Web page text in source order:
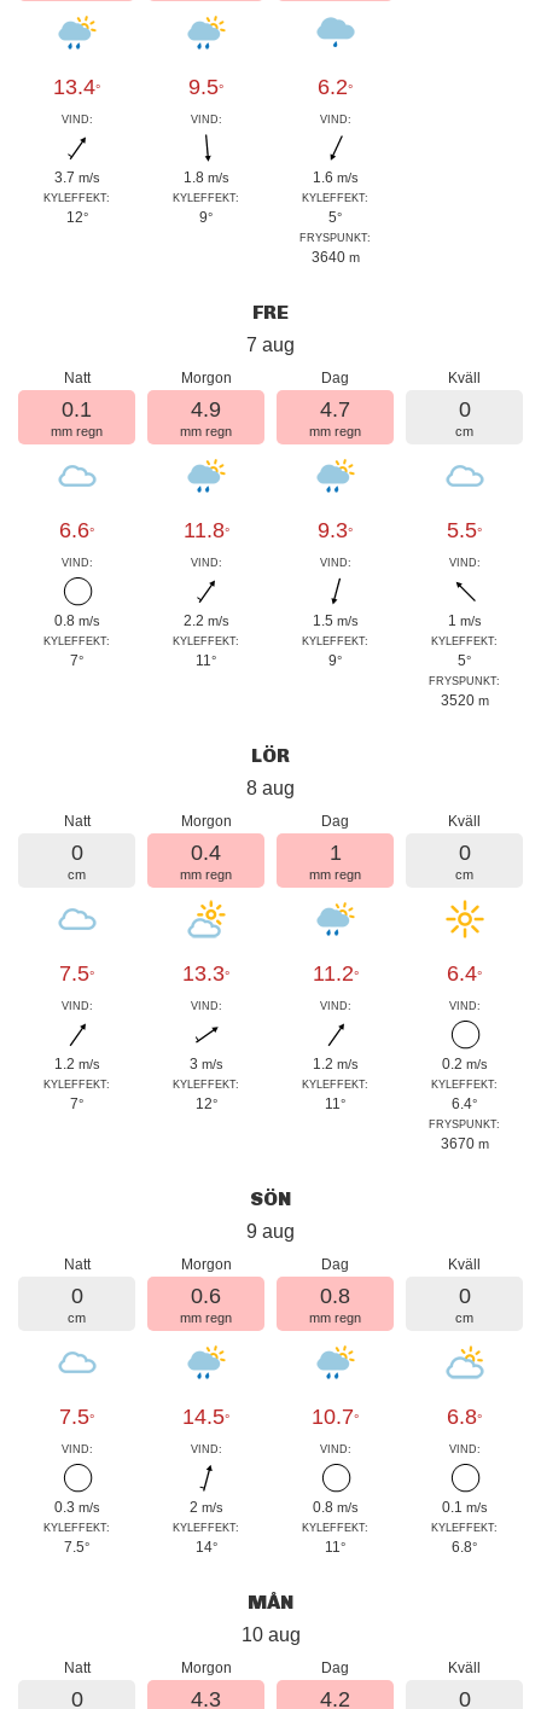
13.4°
VIND:
3.7 m/s
KYLEFFEKT:
12°
9.5°
VIND:
1.8 m/s
KYLEFFEKT:
9°
6.2°
VIND:
1.6 m/s
KYLEFFEKT:
5°
FRYSPUNKT:
3640 m
FRE
7 aug
Natt
0.1
mm regn
6.6°
VIND:
0.8 m/s
KYLEFFEKT:
7°
Morgon
4.9
mm regn
11.8°
VIND:
2.2 m/s
KYLEFFEKT:
11°
Dag
4.7
mm regn
9.3°
VIND:
1.5 m/s
KYLEFFEKT:
9°
Kväll
0
cm
5.5°
VIND:
1 m/s
KYLEFFEKT:
5°
FRYSPUNKT:
3520 m
LÖR
8 aug
Natt
0
cm
7.5°
VIND:
1.2 m/s
KYLEFFEKT:
7°
Morgon
0.4
mm regn
13.3°
VIND:
3 m/s
KYLEFFEKT:
12°
Dag
1
mm regn
11.2°
VIND:
1.2 m/s
KYLEFFEKT:
11°
Kväll
0
cm
6.4°
VIND:
0.2 m/s
KYLEFFEKT:
6.4°
FRYSPUNKT:
3670 m
SÖN
9 aug
Natt
0
cm
7.5°
VIND:
0.3 m/s
KYLEFFEKT:
7.5°
Morgon
0.6
mm regn
14.5°
VIND:
2 m/s
KYLEFFEKT:
14°
Dag
0.8
mm regn
10.7°
VIND:
0.8 m/s
KYLEFFEKT:
11°
Kväll
0
cm
6.8°
VIND:
0.1 m/s
KYLEFFEKT:
6.8°
MÅN
10 aug
Natt
0
Morgon
4.3
Dag
4.2
Kväll
0